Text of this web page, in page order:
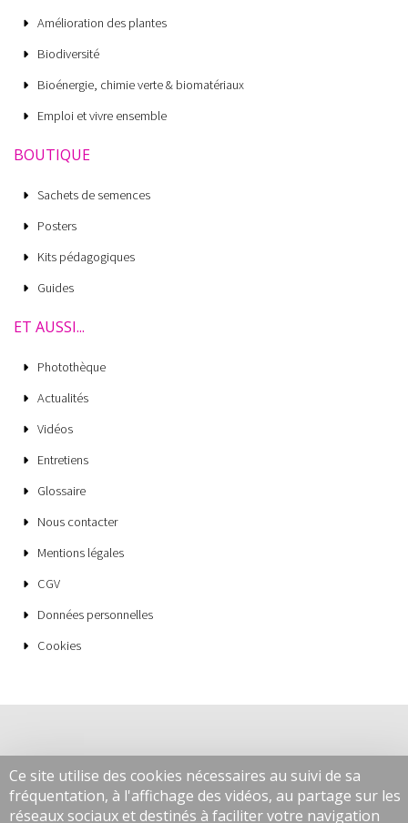
Amélioration des plantes
Biodiversité
Bioénergie, chimie verte & biomatériaux
Emploi et vivre ensemble
BOUTIQUE
Sachets de semences
Posters
Kits pédagogiques
Guides
ET AUSSI...
Photothèque
Actualités
Vidéos
Entretiens
Glossaire
Nous contacter
Mentions légales
CGV
Données personnelles
Cookies
Ce site utilise des cookies nécessaires au suivi de sa
fréquentation, à l'affichage des vidéos, au partage sur les
réseaux sociaux et destinés à faciliter votre navigation